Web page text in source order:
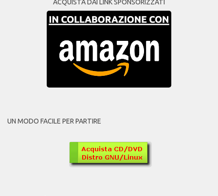
ACQUISTA DAI LINK SPONSORIZZATI
UN MODO FACILE PER PARTIRE